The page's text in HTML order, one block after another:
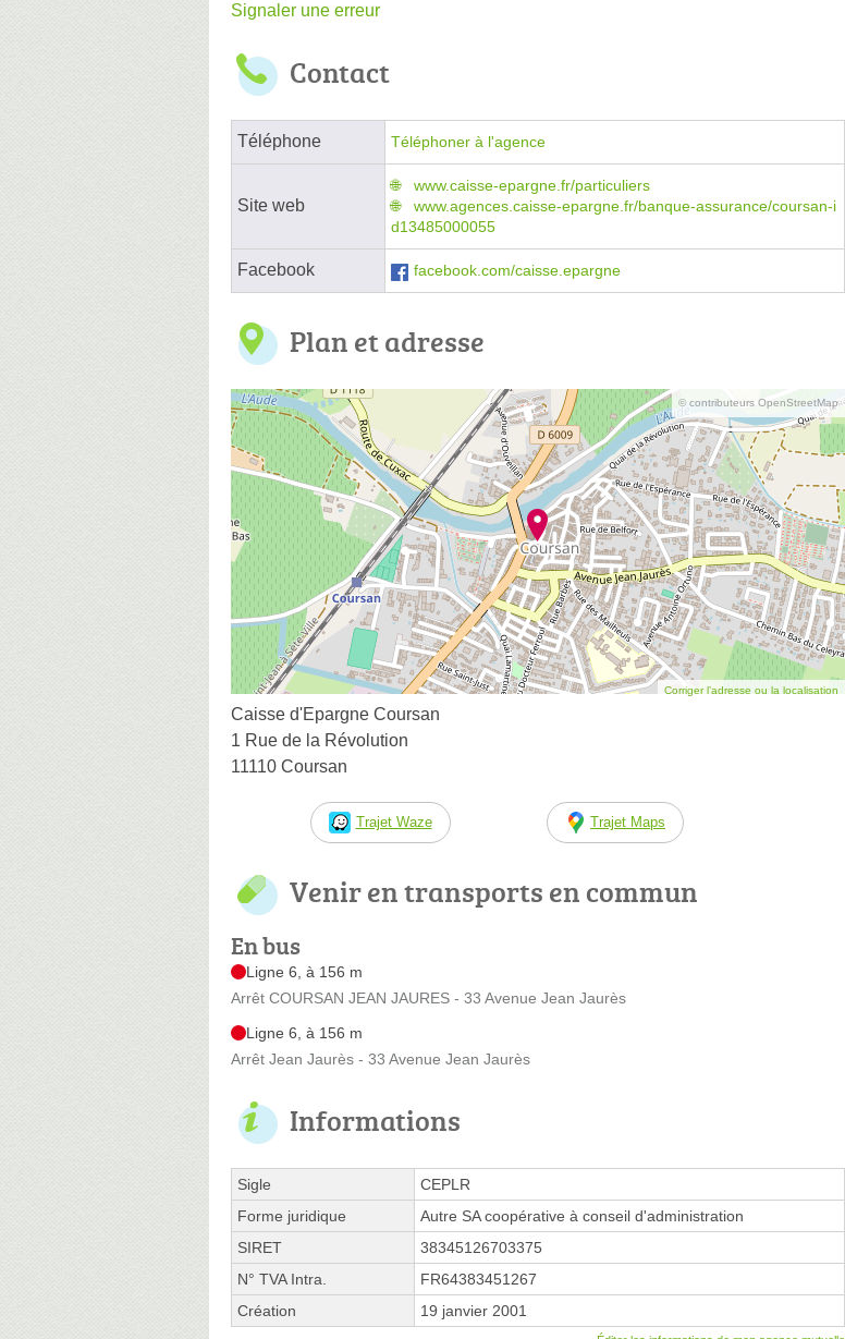
Signaler une erreur
Contact
Téléphone Téléphoner à l'agence
Site web
www.caisse-epargne.fr/particuliers
www.agences.caisse-epargne.fr/banque-assurance/coursan-i
d13485000055
Facebook facebook.com/caisse.epargne
Plan et adresse
© contributeurs OpenStreetMap
Corriger l’adresse ou la localisation
Caisse d'Epargne Coursan
1 Rue de la Révolution
11110 Coursan
Trajet Waze Trajet Maps
Venir en transports en commun
En bus
Ligne 6, à 156 m
Arrêt COURSAN JEAN JAURES - 33 Avenue Jean Jaurès
Ligne 6, à 156 m
Arrêt Jean Jaurès - 33 Avenue Jean Jaurès
Informations
Sigle
CEPLR
Forme juridique
Autre SA coopérative à conseil d'administration
SIRET
38345126703375
N° TVA Intra.
FR64383451267
Création
19 janvier 2001